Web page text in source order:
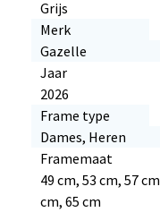
Grijs
Merk
Gazelle
Jaar
2026
Frame type
Dames, Heren
Framemaat
49 cm, 53 cm, 57
cm, 65 cm